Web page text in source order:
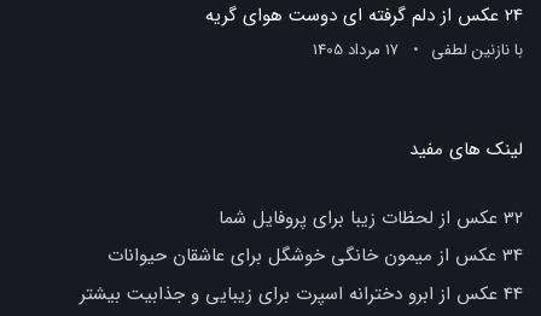
24 عکس از دلم گرفته ای دوست هوای گریه
بانازنین لطفی 17 مرداد 1405
لینک های مفید
32 عکس از لحظات زیبا برای پروفایل شما
34 عکس از میمون خانگی خوشگل برای عاشقان حیوانات
44 عکس از ابرو دخترانه اسپرت برای زیبایی و جذابیت بیشتر